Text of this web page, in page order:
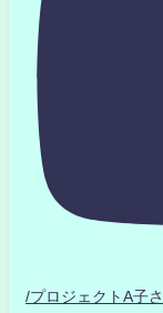
/プロジェクトA子